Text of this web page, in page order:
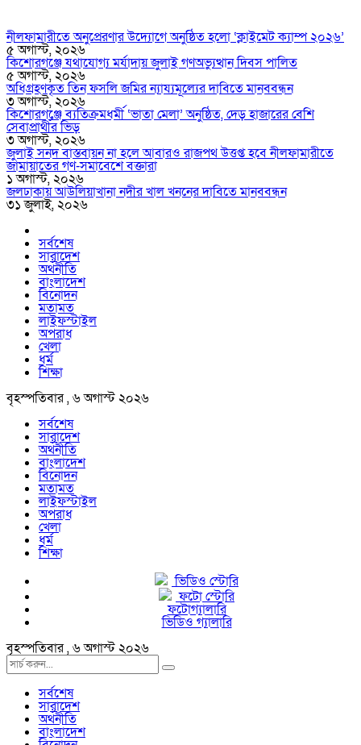
নীলফামারীতে অনুপ্রেরণার উদ্যোগে অনুষ্ঠিত হলো ‘ক্লাইমেট ক্যাম্প ২০২৬’
৫ অগাস্ট, ২০২৬
কিশোরগঞ্জে যথাযোগ্য মর্যাদায় জুলাই গণঅভ্যুত্থান দিবস পালিত
৫ অগাস্ট, ২০২৬
অধিগ্রহণকৃত তিন ফসলি জমির ন্যায্যমূল্যের দাবিতে মানববন্ধন
৩ অগাস্ট, ২০২৬
কিশোরগঞ্জে ব্যতিক্রমধর্মী ‘ভাতা মেলা’ অনুষ্ঠিত, দেড় হাজারের বেশি
সেবাপ্রার্থীর ভিড়
৩ অগাস্ট, ২০২৬
জুলাই সনদ বাস্তবায়ন না হলে আবারও রাজপথ উত্তপ্ত হবে নীলফামারীতে
জামায়াতের গণ-সমাবেশে বক্তারা
১ অগাস্ট, ২০২৬
জলঢাকায় আউলিয়াখানা নদীর খাল খননের দাবিতে মানববন্ধন
৩১ জুলাই, ২০২৬
সর্বশেষ
সারাদেশ
অর্থনীতি
বাংলাদেশ
বিনোদন
মতামত
লাইফস্টাইল
অপরাধ
খেলা
ধর্ম
শিক্ষা
বৃহস্পতিবার , ৬ অগাস্ট ২০২৬
সর্বশেষ
সারাদেশ
অর্থনীতি
বাংলাদেশ
বিনোদন
মতামত
লাইফস্টাইল
অপরাধ
খেলা
ধর্ম
শিক্ষা
ভিডিও স্টোরি
ফটো স্টোরি
ফটোগ্যালারি
ভিডিও গ্যালারি
বৃহস্পতিবার , ৬ অগাস্ট ২০২৬
সর্বশেষ
সারাদেশ
অর্থনীতি
বাংলাদেশ